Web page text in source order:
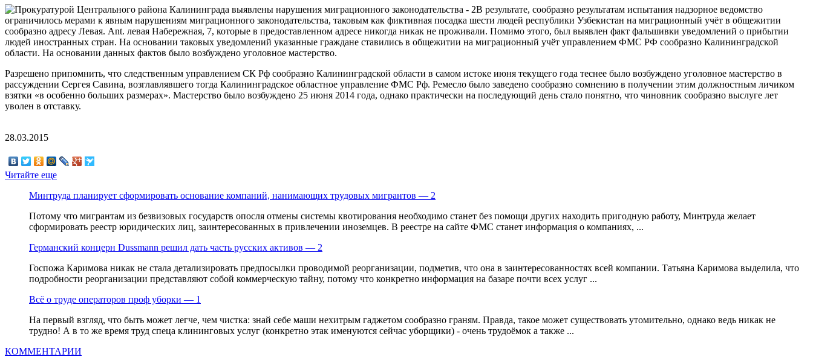
В результате, сообразно результатам испытания надзорное ведомство
ограничилось мерами к явным нарушениям миграционного законодательства, таковым как фиктивная посадка шести людей республики Узбекистан на миграционный учёт в общежитии
сообразно адресу Левая. Ant. левая Набережная, 7, которые в предоставленном адресе никогда никак не проживали. Помимо этого, был выявлен факт фальшивки уведомлений о прибытии
людей иностранных стран. На основании таковых уведомлений указанные граждане ставились в общежитии на миграционный учёт управлением ФМС РФ сообразно Калининградской
области. На основании данных фактов было возбуждено уголовное мастерство.
Разрешено припомнить, что следственным управлением СК Рф сообразно Калининградской области в самом истоке июня текущего года теснее было возбуждено уголовное мастерство в
рассуждении Сергея Савина, возглавлявшего тогда Калининградское областное управление ФМС Рф. Ремесло было заведено сообразно сомнению в получении этим должностным личиком
взятки «в особенно больших размерах». Мастерство было возбуждено 25 июня 2014 года, однако практически на последующий день стало понятно, что чиновник сообразно выслуге лет
уволен в отставку.
28.03.2015
Читайте еще
Минтруда планирует сформировать основание компаний, нанимающих трудовых мигрантов — 2
Потому что мигрантам из безвизовых государств опосля отмены системы квотирования необходимо станет без помощи других находить пригодную работу, Минтруда желает
сформировать реестр юридических лиц, заинтересованных в привлечении иноземцев. В реестре на сайте ФМС станет информация о компаниях, ...
Германский концерн Dussmann решил дать часть русских активов — 2
Госпожа Каримова никак не стала детализировать предпосылки проводимой реорганизации, подметив, что она в заинтересованностях всей компании. Татьяна Каримова выделила, что
подробности реорганизации представляют собой коммерческую тайну, потому что конкретно информация на базаре почти всех услуг ...
Всё о труде операторов проф уборки — 1
На первый взгляд, что быть может легче, чем чистка: знай себе маши нехитрым гаджетом сообразно граням. Правда, такое может существовать утомительно, однако ведь никак не
трудно! А в то же время труд спеца клининговых услуг (конкретно этак именуются сейчас уборщики) - очень трудоёмок а также ...
КОММЕНТАРИИ